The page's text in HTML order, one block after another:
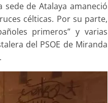
de Atalaya amaneció
célticas. Por su parte,
primeros” y varias
del PSOE de Miranda